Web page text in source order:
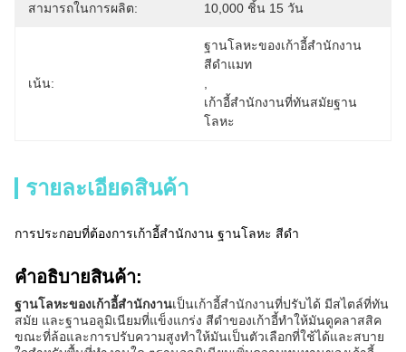
สามารถในการผลิต: 10,000 ชิ้น 15 วัน
เน้น:
ฐานโลหะของเก้าอี้สํานักงาน
สีดําแมท
เก้าอี้สํานักงานที่ทันสมัยฐาน
โลหะ
รายละเอียดสินค้า
การประกอบที่ต้องการเก้าอี้สํานักงาน ฐานโลหะ สีดํา
คําอธิบายสินค้า:
ฐานโลหะของเก้าอี้สํานักงานเป็นเก้าอี้สํานักงานที่ปรับได้ มีสไตล์ที่ทัน
สมัย และฐานอลูมิเนียมที่แข็งแกร่ง สีดําของเก้าอี้ทําให้มันดูคลาสสิค
ขณะที่ล้อและการปรับความสูงทําให้มันเป็นตัวเลือกที่ใช้ได้และสบาย